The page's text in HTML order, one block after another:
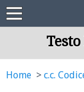
Home c.c.